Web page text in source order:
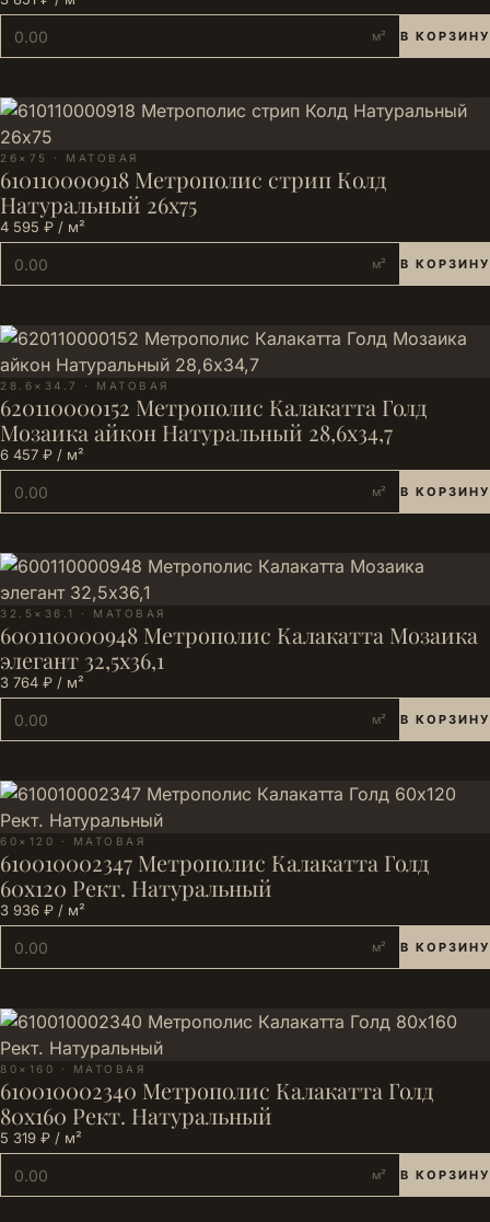
м² В КОРЗИНУ
26×75 · МАТОВАЯ
610110000918 Метрополис стрип Колд
Натуральный 26х75
4 595 ₽ / м²
м² В КОРЗИНУ
28.6×34.7 · МАТОВАЯ
620110000152 Метрополис Калакатта Голд
Мозаика айкон Натуральный 28,6х34,7
6 457 ₽ / м²
м² В КОРЗИНУ
32.5×36.1 · МАТОВАЯ
600110000948 Метрополис Калакатта Мозаика
элегант 32,5х36,1
3 764 ₽ / м²
м² В КОРЗИНУ
60×120 · МАТОВАЯ
610010002347 Метрополис Калакатта Голд
60х120 Рект. Натуральный
3 936 ₽ / м²
м² В КОРЗИНУ
80×160 · МАТОВАЯ
610010002340 Метрополис Калакатта Голд
80х160 Рект. Натуральный
5 319 ₽ / м²
м² В КОРЗИНУ